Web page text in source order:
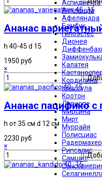
Аспидистра
Аспленум
Афеляндра
Бамбук
Гипоэстес
Дионея
Калатея
Кордилина
Крассула
Кротон
Лириопе
Мирсина
Мирт
Муррайя
Полисциас
Рипсалис
Самшит
Ананас
h 40-45 d 15
1950 руб
×
Ананас пацифико
h от 35 см d 12 см
2230 руб
×